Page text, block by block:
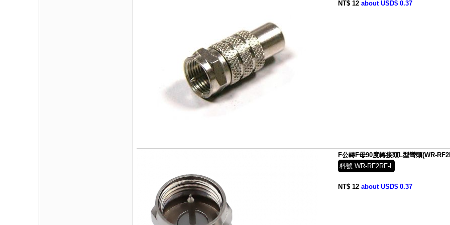
NT$ 12 about USD$ 0.37
F公轉F母90度轉接頭L型彎頭(WR-
料號:WR-RF2RF-L
NT$ 12 about USD$ 0.37